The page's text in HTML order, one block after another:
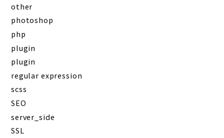
other
photoshop
php
plugin
plugin
regular expression
scss
SEO
server_side
SSL